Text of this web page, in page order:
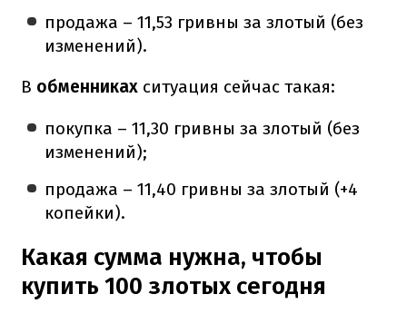
продажа – 11,53 гривны за злотый (без
изменений).
В обменниках ситуация сейчас такая:
покупка – 11,30 гривны за злотый (без
изменений);
продажа – 11,40 гривны за злотый (+4
копейки).
Какая сумма нужна, чтобы
купить 100 злотых сегодня